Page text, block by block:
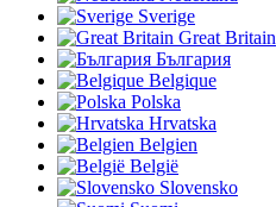
Sverige
Great Britain
България
Belgique
Polska
Hrvatska
Belgien
België
Slovensko